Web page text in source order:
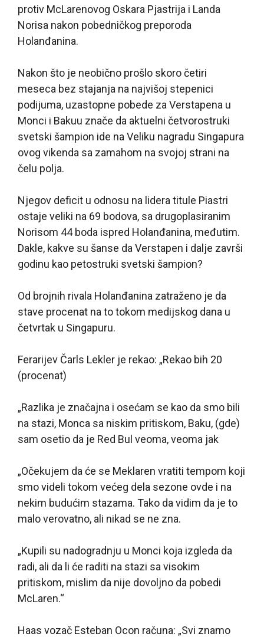
protiv McLarenovog Oskara Pjastrija i Landa
Norisa nakon pobedničkog preporoda
Holanđanina.
Nakon što je neobično prošlo skoro četiri
meseca bez stajanja na najvišoj stepenici
podijuma, uzastopne pobede za Verstapena u
Monci i Bakuu znače da aktuelni četvorostruki
svetski šampion ide na Veliku nagradu Singapura
ovog vikenda sa zamahom na svojoj strani na
čelu polja.
Njegov deficit u odnosu na lidera titule Piastri
ostaje veliki na 69 bodova, sa drugoplasiranim
Norisom 44 boda ispred Holanđanina, međutim.
Dakle, kakve su šanse da Verstapen i dalje završi
godinu kao petostruki svetski šampion?
Od brojnih rivala Holanđanina zatraženo je da
stave procenat na to tokom medijskog dana u
četvrtak u Singapuru.
Ferarijev Čarls Lekler je rekao: „Rekao bih 20
(procenat)
„Razlika je značajna i osećam se kao da smo bili
na stazi, Monca sa niskim pritiskom, Baku, (gde)
sam osetio da je Red Bul veoma, veoma jak
„Očekujem da će se Meklaren vratiti tempom koji
smo videli tokom većeg dela sezone ovde i na
nekim budućim stazama. Tako da vidim da je to
malo verovatno, ali nikad se ne zna.
„Kupili su nadogradnju u Monci koja izgleda da
radi, ali da li će raditi na stazi sa visokim
pritiskom, mislim da nije dovoljno da pobedi
McLaren.“
Haas vozač Esteban Ocon računa: „Svi znamo